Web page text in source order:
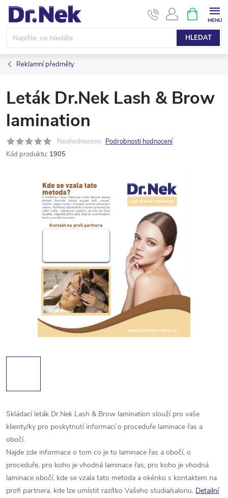
Přejít
obsah
HLEDAT
NÁKUPNÍ
KOŠÍK
Reklamní předměty
Leták Dr.Nek Lash & Brow
lamination
Neohodnoceno Podrobnosti hodnocení
Kód produktu: 1905
Skládací leták Dr.Nek Lash & Brow lamination slouží pro vaše
klienty/ky pro poskytnutí informací o proceduře laminace řas a
obočí.
Najde zde informace o tom co je to laminace řas a obočí, o
proceduře, pro koho je vhodná laminace řas, pro koho je vhodná
laminace obočí, kde se vzala tato metoda a okénko s kontaktem na
profi partnera, kde lze umístit razítko Vašeho studia/salonu. Detailní